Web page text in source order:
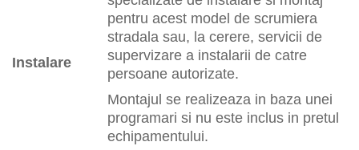
Instalare
pentru acest model de scrumiera
stradala sau, la cerere, servicii de
supervizare a instalarii de catre
persoane autorizate.
Montajul se realizeaza in baza unei
programari si nu este inclus in pretul
echipamentului.